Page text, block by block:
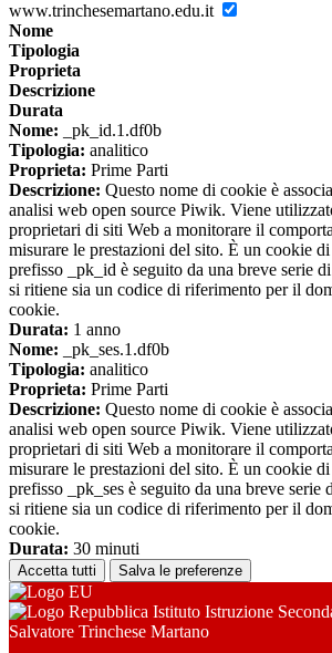
www.trinchesemartano.edu.it
Nome
Tipologia
Proprieta
Descrizione
Durata
Nome: _pk_id.1.df0b
Tipologia: analitico
Proprieta: Prime Parti
Descrizione: Questo nome di cookie è
analisi web open source Piwik. Viene
proprietari di siti Web a monitorare il
misurare le prestazioni del sito. È un cookie
prefisso _pk_id è seguito da una breve serie
si ritiene sia un codice di riferimento per il
cookie.
Durata: 1 anno
Nome: _pk_ses.1.df0b
Tipologia: analitico
Proprieta: Prime Parti
Descrizione: Questo nome di cookie è
analisi web open source Piwik. Viene
proprietari di siti Web a monitorare il
misurare le prestazioni del sito. È un cookie
prefisso _pk_ses è seguito da una breve serie
si ritiene sia un codice di riferimento per il
cookie.
Durata: 30 minuti
Accetta tutti Salva le preferenze
Istituto Istruzione
Salvatore Trinchese Martano